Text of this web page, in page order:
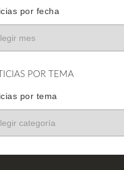
por fecha
POR TEMA
por tema